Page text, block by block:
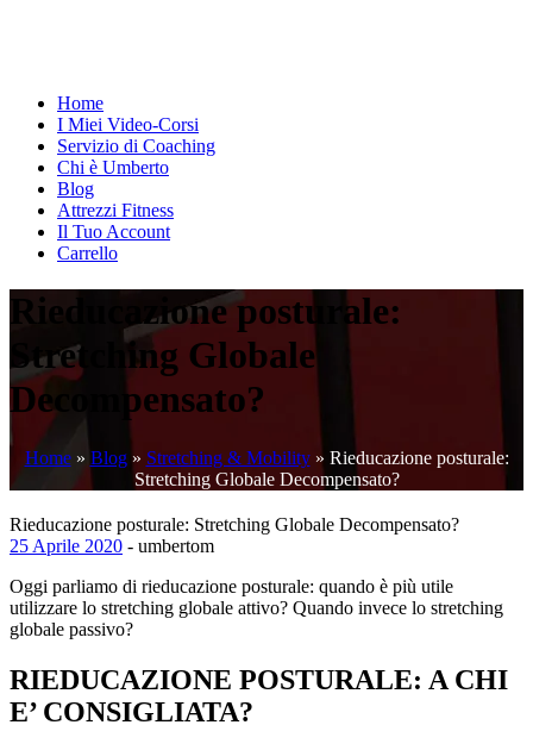
Home
I Miei Video-Corsi
Servizio di Coaching
Chi è Umberto
Blog
Attrezzi Fitness
Il Tuo Account
Carrello
Rieducazione posturale:
Stretching Globale
Decompensato?
Home» Blog» Stretching & Mobility» Rieducazione posturale:
Stretching Globale Decompensato?
Rieducazione posturale: Stretching Globale Decompensato?
25 Aprile 2020 - umbertom
Oggi parliamo di rieducazione posturale: quando è più utile
utilizzare lo stretching globale attivo? Quando invece lo stretching
globale passivo?
RIEDUCAZIONE POSTURALE: A CHI
E’ CONSIGLIATA?